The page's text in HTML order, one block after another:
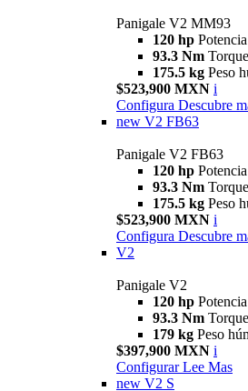
Panigale V2 MM93
120 hp Potencia
93.3 Nm Torque
175.5 kg Peso
$523,900 MXN i
Configura Descubre
new V2 FB63
Panigale V2 FB63
120 hp Potencia
93.3 Nm Torque
175.5 kg Peso
$523,900 MXN i
Configura Descubre
V2
Panigale V2
120 hp Potencia
93.3 Nm Torque
179 kg Peso
$397,900 MXN i
Configurar Lee Mas
new V2 S